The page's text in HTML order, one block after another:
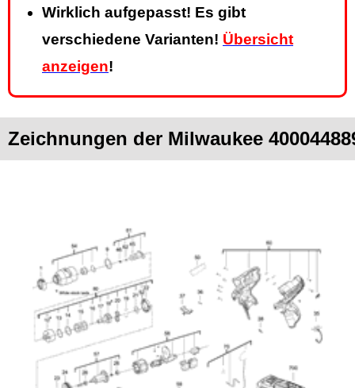
Wirklich aufgepasst! Es gibt
verschiedene Varianten! Übersicht
anzeigen!
Zeichnungen der Milwaukee